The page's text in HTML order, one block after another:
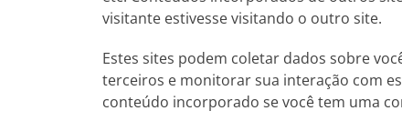
visitante estivesse visitando o outro site.
Estes sites podem coletar dados sobre
terceiros e monitorar sua interação com
conteúdo incorporado se você tem uma